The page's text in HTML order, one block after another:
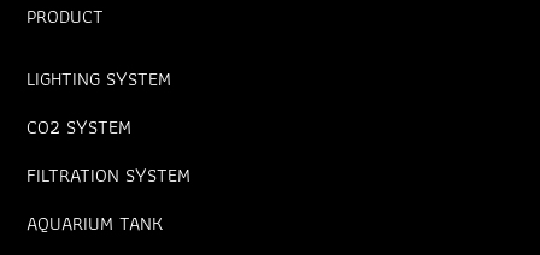
PRODUCT
LIGHTING SYSTEM
CO2 SYSTEM
FILTRATION SYSTEM
AQUARIUM TANK